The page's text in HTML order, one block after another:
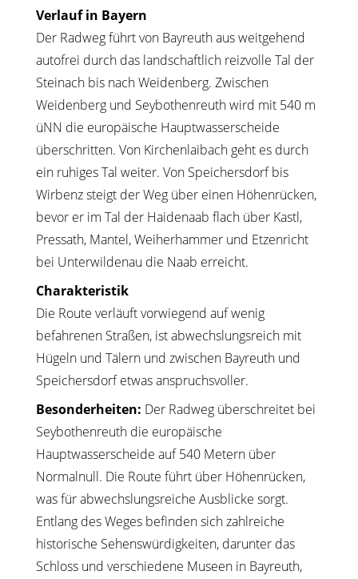
Verlauf in Bayern
Der Radweg führt von Bayreuth aus weitgehend
autofrei durch das landschaftlich reizvolle Tal der
Steinach bis nach Weidenberg. Zwischen
Weidenberg und Seybothenreuth wird mit 540 m
üNN die europäische Hauptwasserscheide
überschritten. Von Kirchenlaibach geht es durch
ein ruhiges Tal weiter. Von Speichersdorf bis
Wirbenz steigt der Weg über einen Höhenrücken,
bevor er im Tal der Haidenaab flach über Kastl,
Pressath, Mantel, Weiherhammer und Etzenricht
bei Unterwildenau die Naab erreicht.
Charakteristik
Die Route verläuft vorwiegend auf wenig
befahrenen Straßen, ist abwechslungsreich mit
Hügeln und Tälern und zwischen Bayreuth und
Speichersdorf etwas anspruchsvoller.
Besonderheiten: Der Radweg überschreitet bei
Seybothenreuth die europäische
Hauptwasserscheide auf 540 Metern über
Normalnull. Die Route führt über Höhenrücken,
was für abwechslungsreiche Ausblicke sorgt.
Entlang des Weges befinden sich zahlreiche
historische Sehenswürdigkeiten, darunter das
Schloss und verschiedene Museen in Bayreuth,